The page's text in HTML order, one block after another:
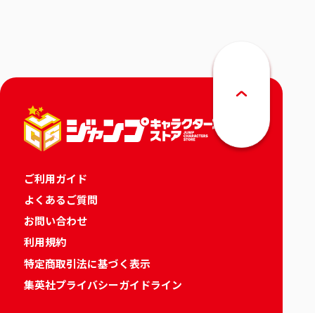
ご利用ガイド
よくあるご質問
お問い合わせ
利用規約
特定商取引法に基づく表示
集英社プライバシーガイドライン